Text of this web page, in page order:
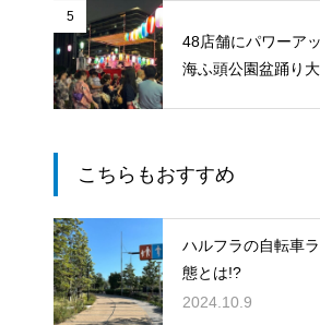
5
48店舗にパワーア
海ふ頭公園盆踊り
こちらもおすすめ
ハルフラの自転車
態とは!?
2024.10.9